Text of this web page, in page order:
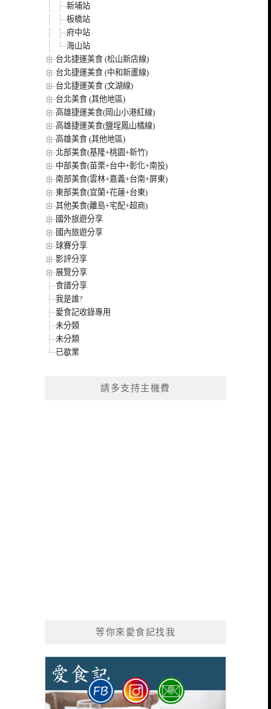
新埔站
板橋站
府中站
海山站
台北捷運美食 (松山新店線)
台北捷運美食 (中和新蘆線)
台北捷運美食 (文湖線)
台北美食 (其他地區)
高雄捷運美食(岡山小港紅線)
高雄捷運美食(鹽埕鳳山橘線)
高雄美食 (其他地區)
北部美食(基隆+桃園+新竹)
中部美食(苗栗+台中+彰化+南投)
南部美食(雲林+嘉義+台南+屏東)
東部美食(宜蘭+花蓮+台東)
其他美食(離島+宅配+超商)
國外旅遊分享
國內旅遊分享
球賽分享
影評分享
展覽分享
食譜分享
我是誰?
愛食記收錄專用
未分類
未分類
已歇業
請多支持主機費
等你來愛食記找我